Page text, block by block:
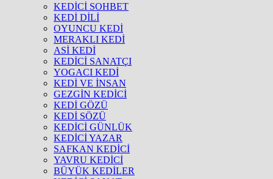
KEDİCİ SOHBET
KEDİ DİLİ
OYUNCU KEDİ
MERAKLI KEDİ
ASİ KEDİ
KEDİCİ SANATÇI
YOGACI KEDİ
KEDİ VE İNSAN
GEZGİN KEDİCİ
KEDİ GÖZÜ
KEDİ SÖZÜ
KEDİCİ GÜNLÜK
KEDİCİ YAZAR
SAFKAN KEDİCİ
YAVRU KEDİCİ
BÜYÜK KEDİLER